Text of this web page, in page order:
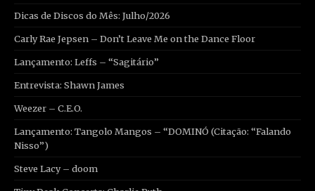
Dicas de Discos do Mês: Julho/2026
Carly Rae Jepsen – Don’t Leave Me on the Dance Floor
Lançamento: Leffs – “Sagitário”
Entrevista: Shawn James
Weezer – C.E.O.
Lançamento: Tangolo Mangos – “DOMINÓ (Citação: “Falando
Nisso”)
Steve Lacy – doom